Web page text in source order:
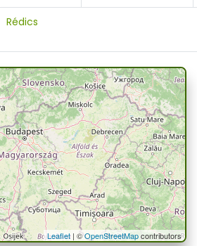
Rédics
Leaflet| ©OpenStreetMapcontributors